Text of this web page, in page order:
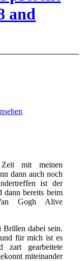
and
mit meinen
dann auch noch
ist der
dann bereits beim
Gogh Alive
Brillen dabei sein.
für mich ist es
zart gearbeitete
miteinander